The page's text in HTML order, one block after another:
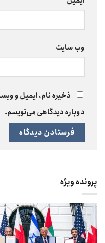
وب‌ سایت
ذخیره نام، ایمیل و
دوباره دیدگاهی می‌نویسم.
پرونده ویژه